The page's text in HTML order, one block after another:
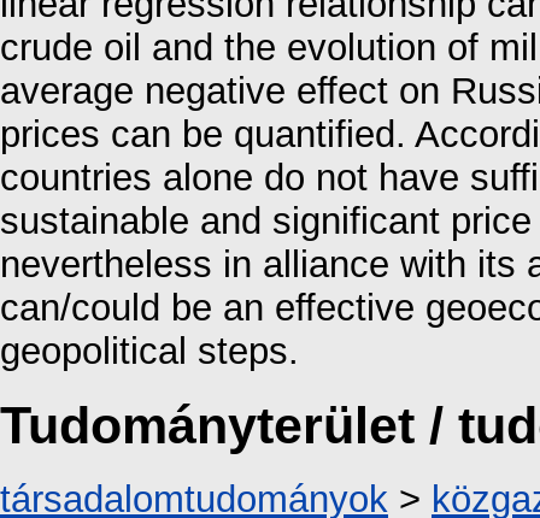
crude oil and the evolution of
average negative effect on
prices can be quantified.
countries alone do not have
sustainable and significant
nevertheless in alliance with its
can/could be an effective
geopolitical steps.
Tudományterület /
társadalomtudományok >